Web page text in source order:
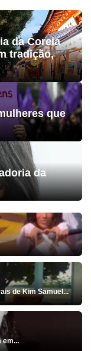
da Coreia
tradição,
que
da
de Kim Samuel...
em...